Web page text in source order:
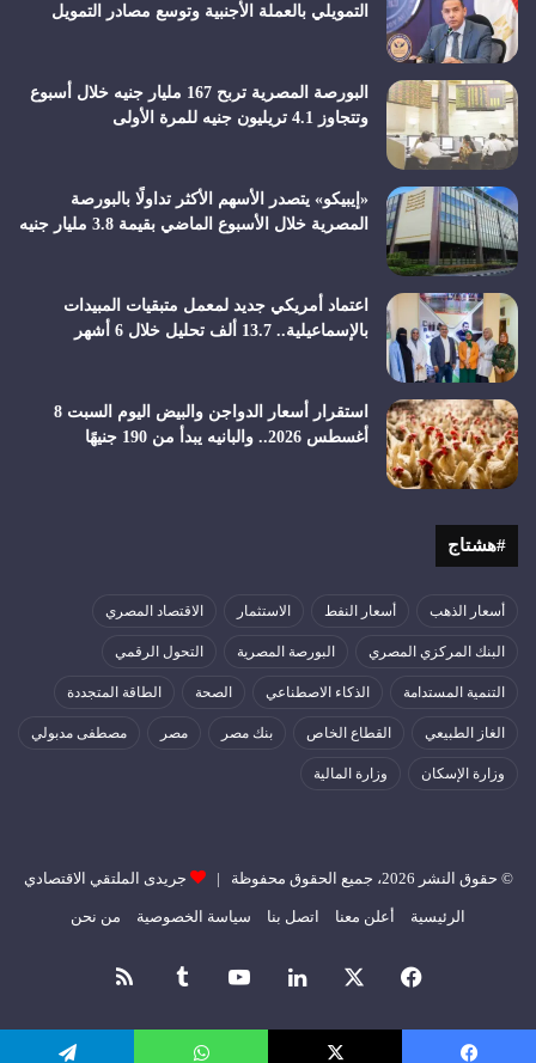
التمويلي بالعملة الأجنبية وتوسع مصادر التمويل
البورصة المصرية تربح 167 مليار جنيه خلال أسبوع
وتتجاوز 4.1 تريليون جنيه للمرة الأولى
«إيبيكو» يتصدر الأسهم الأكثر تداولًا بالبورصة
المصرية خلال الأسبوع الماضي بقيمة 3.8 مليار جنيه
اعتماد أمريكي جديد لمعمل متبقيات المبيدات
بالإسماعيلية.. 13.7 ألف تحليل خلال 6 أشهر
استقرار أسعار الدواجن والبيض اليوم السبت 8
أغسطس 2026.. والبانيه يبدأ من 190 جنيهًا
#هشتاج
أسعار الذهب أسعار النفط الاستثمار الاقتصاد المصري
البنك المركزي المصري البورصة المصرية التحول الرقمي
التنمية المستدامة الذكاء الاصطناعي الصحة الطاقة المتجددة
الغاز الطبيعي القطاع الخاص بنك مصر مصر مصطفى مدبولي
وزارة الإسكان وزارة المالية
© حقوق النشر 2026، جميع الحقوق محفوظة | جريدى الملتقي الاقتصادي
الرئيسية أعلن معنا اتصل بنا سياسة الخصوصية من نحن
فيسبوك لينكدإن ‫YouTube
الموقع